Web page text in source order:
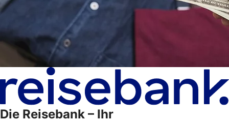
Die Reisebank – Ihr